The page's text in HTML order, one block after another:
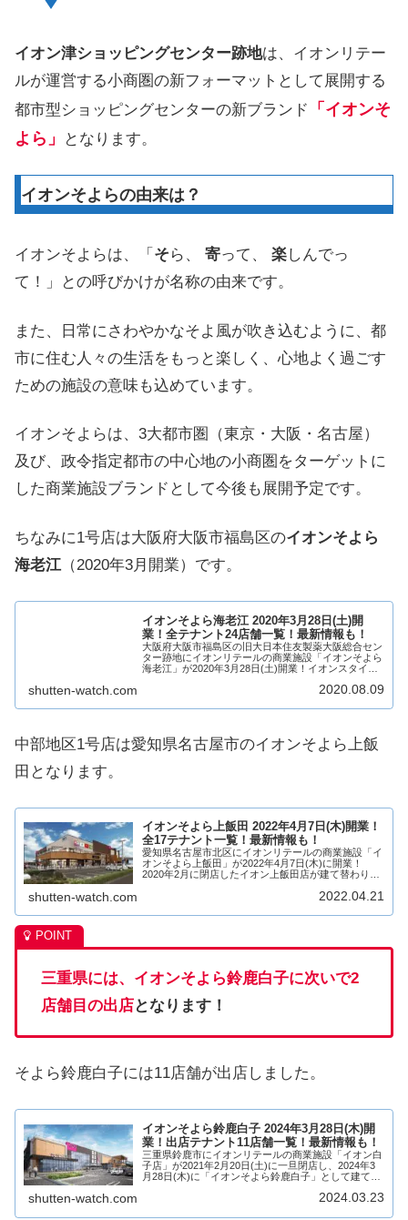
イオン津ショッピングセンター跡地は、イオンリテー
ルが運営する小商圏の新フォーマットとして展開する
都市型ショッピングセンターの新ブランド
「イオンそ
よら」
となります。
イオンそよらの由来は？
イオンそよらは、「 そら、 寄って、 楽しんでっ
て！」との呼びかけが名称の由来です。
また、日常にさわやかなそよ風が吹き込むように、都
市に住む人々の生活をもっと楽しく、心地よく過ごす
ための施設の意味も込めています。
イオンそよらは、3大都市圏（東京・大阪・名古屋）
及び、政令指定都市の中心地の小商圏をターゲットに
した商業施設ブランドとして今後も展開予定です。
ちなみに1号店は大阪府大阪市福島区のイオンそよら
海老江（2020年3月開業）です。
イオンそよら海老江 2020年3月28日(土)開
業！全テナント24店舗一覧！最新情報も！
大阪府大阪市福島区の旧大日本住友製薬大阪総合セン
ター跡地にイオンリテールの商業施設「イオンそよら
海老江」が2020年3月28日(土)開業！イオンスタイル
ら海老江についてテナントや求人情報につ...
shutten-watch.com 2020.08.09
中部地区1号店は愛知県名古屋市のイオンそよら上飯
田となります。
イオンそよら上飯田 2022年4月7日(木)開業！
全17テナント一覧！最新情報も！
愛知県名古屋市北区にイオンリテールの商業施設「イ
オンそよら上飯田」が2022年4月7日(木)に開業！
2020年2月に閉店したイオン上飯田店が建て替わり復
10店舗出店予定です！イオン上飯田店の建...
shutten-watch.com 2022.04.21
三重県には、イオンそよら鈴鹿白子に次いで2
店舗目の出店となります！
そよら鈴鹿白子には11店舗が出店しました。
イオンそよら鈴鹿白子 2024年3月28日(木)開
業！出店テナント11店舗一覧！最新情報も！
三重県鈴鹿市にイオンリテールの商業施設「イオン白
子店」が2021年2月20日(土)に一旦閉店し、2024年3
月28日(木)に「イオンそよら鈴鹿白子」として建て替
shutten-watch.com 2024.03.23